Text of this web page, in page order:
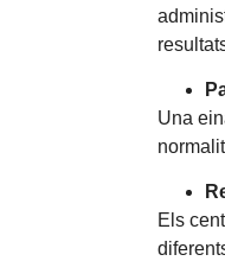
Una
Els